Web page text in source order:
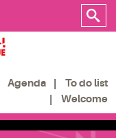
Agenda
To do list
Welcome